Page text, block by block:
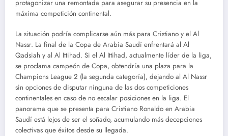
protagonizar una remontada para asegurar su presencia en la
máxima competición continental.
La situación podría complicarse aún más para Cristiano y el Al
Nassr. La final de la Copa de Arabia Saudí enfrentará al Al
Qadsiah y al Al Ittihad. Si el Al Ittihad, actualmente líder de la liga,
se proclama campeón de Copa, obtendría una plaza para la
Champions League 2 (la segunda categoría), dejando al Al Nassr
sin opciones de disputar ninguna de las dos competiciones
continentales en caso de no escalar posiciones en la liga. El
panorama que se presenta para Cristiano Ronaldo en Arabia
Saudí está lejos de ser el soñado, acumulando más decepciones
colectivas que éxitos desde su llegada.